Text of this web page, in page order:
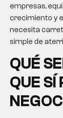
empresas,
crecimiento y
necesita
simple de
QUÉ
QUE SÍ